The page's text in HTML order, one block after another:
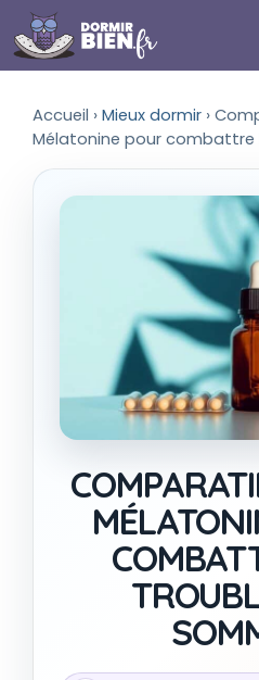
Aller
au
contenu
Accueil › Mieux dormir ›
Mélatonine pour combattre